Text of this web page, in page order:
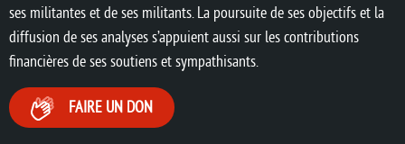
ses militantes et de ses militants. La poursuite de ses objectifs et la
diffusion de ses analyses s’appuient aussi sur les contributions
financières de ses soutiens et sympathisants.
FAIRE UN DON